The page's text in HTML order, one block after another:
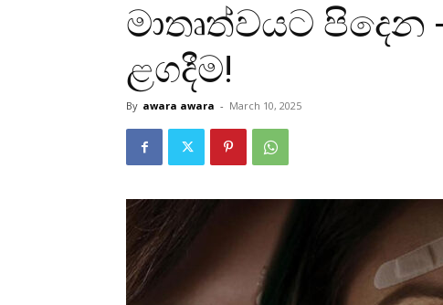
මාතෘත්වයට පිදෙන -
ළගදීම!
By awara awara - March 10, 2025